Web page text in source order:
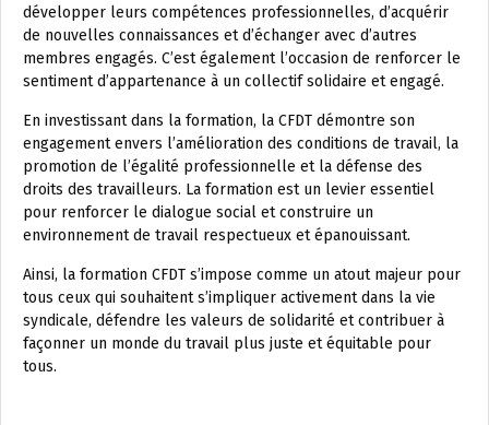
développer leurs compétences professionnelles, d’acquérir
de nouvelles connaissances et d’échanger avec d’autres
membres engagés. C’est également l’occasion de renforcer le
sentiment d’appartenance à un collectif solidaire et engagé.
En investissant dans la formation, la CFDT démontre son
engagement envers l’amélioration des conditions de travail, la
promotion de l’égalité professionnelle et la défense des
droits des travailleurs. La formation est un levier essentiel
pour renforcer le dialogue social et construire un
environnement de travail respectueux et épanouissant.
Ainsi, la formation CFDT s’impose comme un atout majeur pour
tous ceux qui souhaitent s’impliquer activement dans la vie
syndicale, défendre les valeurs de solidarité et contribuer à
façonner un monde du travail plus juste et équitable pour
tous.